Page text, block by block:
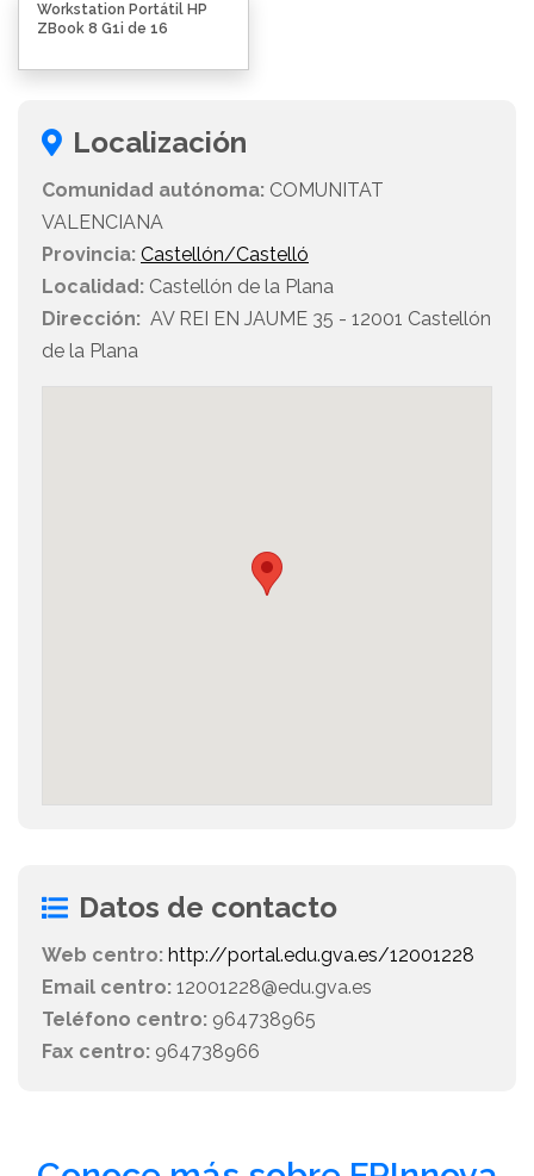
Workstation Portátil HP
ZBook 8 G1i de 16
Localización
Comunidad autónoma: COMUNITAT
VALENCIANA
Provincia: Castellón/Castelló
Localidad: Castellón de la Plana
Dirección: AV REI EN JAUME 35 - 12001 Castellón
de la Plana
Datos de contacto
Web centro: http://portal.edu.gva.es/12001228
Email centro: 12001228@edu.gva.es
Teléfono centro: 964738965
Fax centro: 964738966